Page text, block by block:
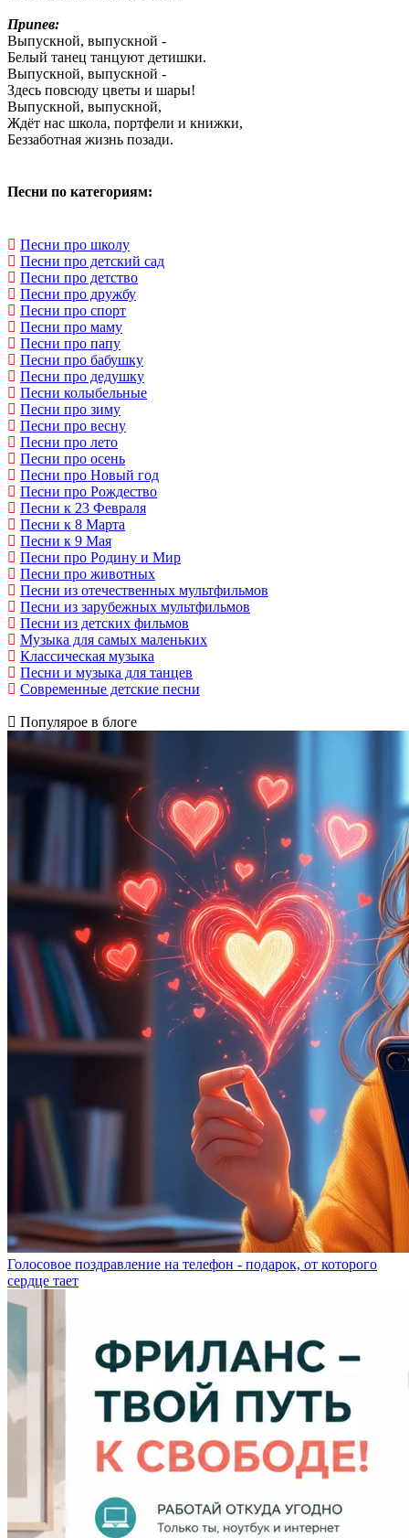
Припев:
Выпускной, выпускной -
Белый танец танцуют детишки.
Выпускной, выпускной -
Здесь повсюду цветы и шары!
Выпускной, выпускной,
Ждёт нас школа, портфели и книжки,
Беззаботная жизнь позади.
Песни по категориям:
Песни про школу
Песни про детский сад
Песни про детство
Песни про дружбу
Песни про спорт
Песни про маму
Песни про папу
Песни про бабушку
Песни про дедушку
Песни колыбельные
Песни про зиму
Песни про весну
Песни про лето
Песни про осень
Песни про Новый год
Песни про Рождество
Песни к 23 Февраля
Песни к 8 Марта
Песни к 9 Мая
Песни про Родину и Мир
Песни про животных
Песни из отечественных мультфильмов
Песни из зарубежных мультфильмов
Песни из детских фильмов
Музыка для самых маленьких
Классическая музыка
Песни и музыка для танцев
Современные детские песни
Популярое в блоге
Голосовое поздравление на телефон - подарок, от которого
сердце тает